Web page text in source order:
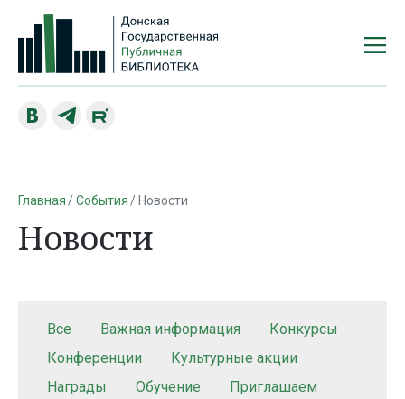
Главная События Новости
Новости
Все Важная информация
Конкурсы
Конференции
Культурные акции
Награды
Обучение
Приглашаем